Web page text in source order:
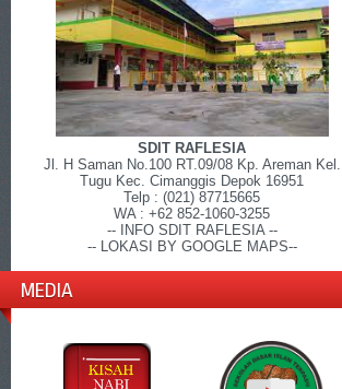
SDIT RAFLESIA
Jl. H Saman No.100 RT.09/08 Kp. Areman Kel.
Tugu Kec. Cimanggis Depok 16951
Telp : (021) 87715665
WA : +62 852-1060-3255
-- INFO SDIT RAFLESIA --
-- LOKASI BY GOOGLE MAPS--
MEDIA